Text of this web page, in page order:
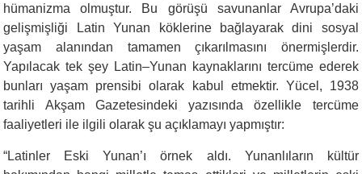
hümanizma olmuştur. Bu görüşü savunanlar Avrupa’daki
gelişmişliği Latin Yunan köklerine bağlayarak dini sosyal
yaşam alanından tamamen çıkarılmasını önermişlerdir.
Yapılacak tek şey Latin–Yunan kaynaklarını tercüme ederek
bunları yaşam prensibi olarak kabul etmektir. Yücel, 1938
tarihli Akşam Gazetesindeki yazısında özellikle tercüme
faaliyetleri ile ilgili olarak şu açıklamayı yapmıştır:
“Latinler Eski Yunan’ı örnek aldı. Yunanlıların kültür